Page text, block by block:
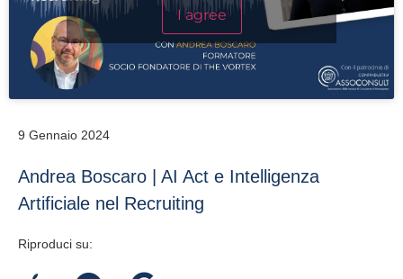
I agree
9 Gennaio 2024
Andrea Boscaro | AI Act e Intelligenza
Artificiale nel Recruiting
Riproduci su: